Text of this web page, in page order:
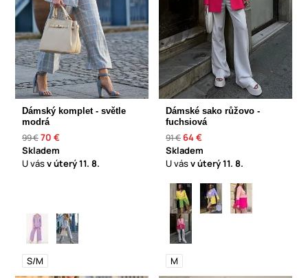
Dámský komplet - světle
modrá
99 €70 €
Skladem
U vásv úterý11. 8.
S/M
Dámské sako růžovo -
fuchsiová
91 € 64 €
Skladem
U vásv úterý11. 8.
M